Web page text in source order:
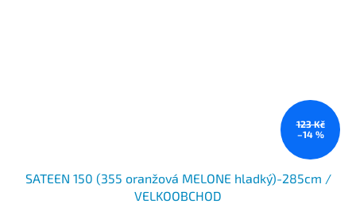
123 Kč
–14 %
SATEEN 150 (355 oranžová MELONE hladký)-285cm /
VELKOOBCHOD